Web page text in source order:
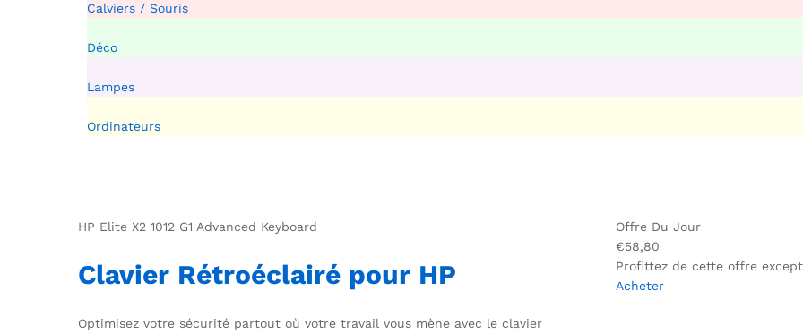
Calviers / Souris
Déco
Lampes
Ordinateurs
HP Elite X2 1012 G1 Advanced Keyboard
Clavier Rétroéclairé pour HP
Optimisez votre sécurité partout où votre travail vous mène avec le clavier
Offre Du Jour
€58,80
Profittez de cette offre
Acheter